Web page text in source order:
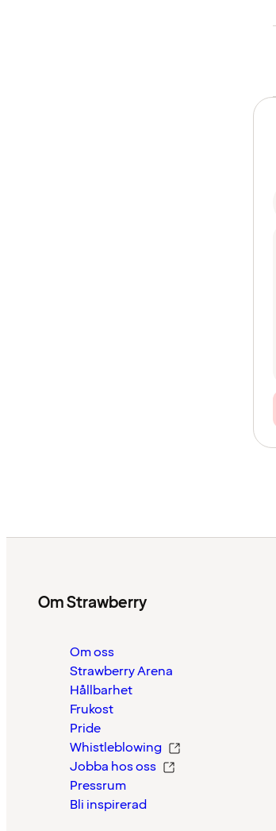
Om Strawberry
Om oss
Strawberry Arena
Hållbarhet
Frukost
Pride
Whistleblowing
Jobba hos oss
Pressrum
Bli inspirerad